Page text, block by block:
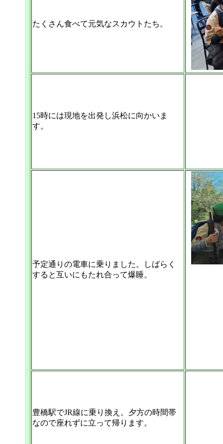
たくさん食べて元気なスカウトたち。
15時には現地を出発し浜松に向かいま
す。
予定通りの電車に乗りました。しばらく
すると互いにもたれ合って爆睡。
豊橋駅でJR線に乗り換え。夕方の時間帯
なので座れずに立って帰ります。